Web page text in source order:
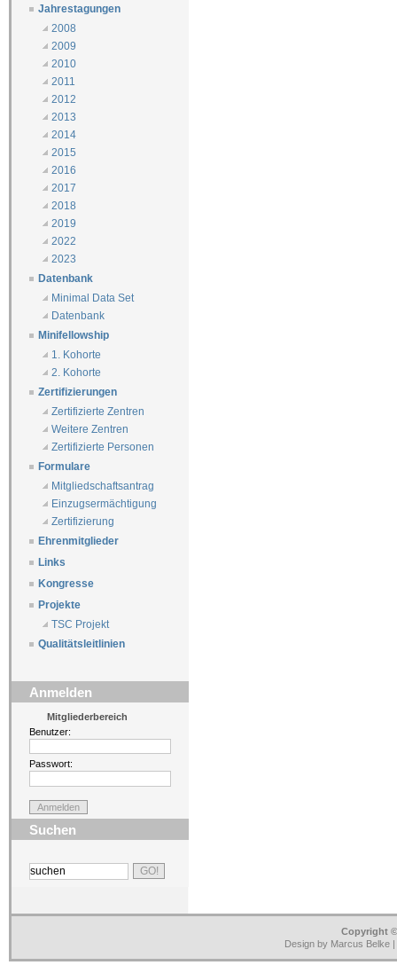
Jahrestagungen
2008
2009
2010
2011
2012
2013
2014
2015
2016
2017
2018
2019
2022
2023
Datenbank
Minimal Data Set
Datenbank
Minifellowship
1. Kohorte
2. Kohorte
Zertifizierungen
Zertifizierte Zentren
Weitere Zentren
Zertifizierte Personen
Formulare
Mitgliedschaftsantrag
Einzugsermächtigung
Zertifizierung
Ehrenmitglieder
Links
Kongresse
Projekte
TSC Projekt
Qualitätsleitlinien
Anmelden
Mitgliederbereich
Benutzer:
Passwort:
Suchen
Copyright
Design by Marcus Belke